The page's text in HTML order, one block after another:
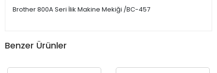
Brother 800A Seri İlik Makine Mekiği /BC-457
Benzer Ürünler